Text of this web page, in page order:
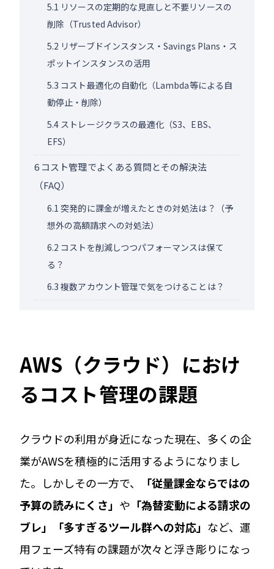
5.1 リソースの定期的な見直しと不要リソースの
削除（Trusted Advisor）
5.2 リザーブドインスタンス・Savings Plans・ス
ポットインスタンスの活用
5.3 コスト最適化の自動化（Lambda等による自
動停止・削除）
5.4 ストレージクラスの最適化（S3、EBS、
EFS）
6 コスト管理でよくある質問とその解決法
（FAQ）
6.1 突発的に課金が増えたときの対処法は？（予
想外の高額請求への対処法）
6.2 コストを削減しつつパフォーマンスは保て
る？
6.3 複数アカウント管理で気をつけることは？
AWS（クラウド）におけ
るコスト管理の課題
クラウドの利用が身近になった現在、多くの企
業がAWSを積極的に活用するようになりまし
た。しかしその一方で、
「従量課金ならではの
予算の読みにくさ」 や 「為替変動による請求の
ブレ」「多すぎるツール群への対応」 など、運
用フェーズ特有の課題が次々と浮き彫りになっ